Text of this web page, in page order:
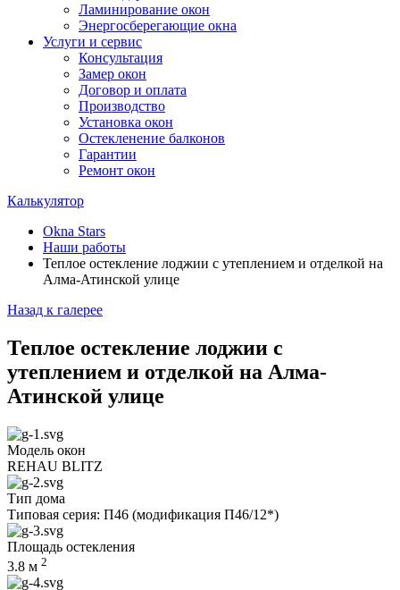
Ламинирование окон
Энергосберегающие окна
Услуги и сервис
Консультация
Замер окон
Договор и оплата
Производство
Установка окон
Остекленение балконов
Гарантии
Ремонт окон
Калькулятор
Okna Stars
Наши работы
Теплое остекление лоджии с утеплением и отделкой на
Алма-Атинской улице
Назад к галерее
Теплое остекление лоджии с
утеплением и отделкой на Алма-
Атинской улице
Модель окон
REHAU BLITZ
Тип дома
Типовая серия: П46 (модификация П46/12*)
Площадь остекления
3.8 м 2